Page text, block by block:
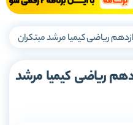
ریاضی کیمیا مرشد مبتکران
ریاضی کیمیا مرشد